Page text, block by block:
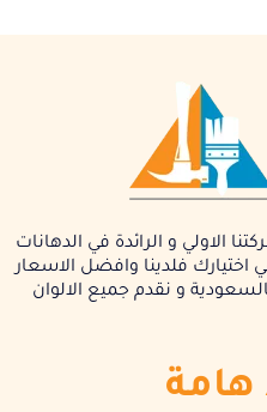
الاولي و الرائدة في الدهانات
اختيارك فلدينا وافضل الاسعار
و نقدم جميع الالوان
هامة